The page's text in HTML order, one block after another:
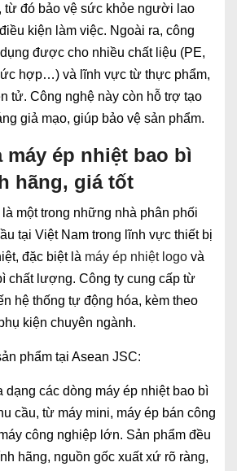
từ đó bảo vệ sức khỏe người lao
kiện làm việc. Ngoài ra, công
được cho nhiều chất liệu (PE,
hợp…) và lĩnh vực từ thực phẩm,
tử. Công nghệ này còn hỗ trợ tạo
giả mạo, giúp bảo vệ sản phẩm.
ép nhiệt bao bì
hãng, giá tốt
một trong những nhà phân phối
tại Việt Nam trong lĩnh vực thiết bị
đặc biệt là máy ép nhiệt logo và
chất lượng. Công ty cung cấp từ
hệ thống tự động hóa, kèm theo
kiện chuyên ngành.
phẩm tại Asean JSC:
dạng các dòng máy ép nhiệt bao bì
cầu, từ máy mini, máy ép bán công
công nghiệp lớn. Sản phẩm đều
hãng, nguồn gốc xuất xứ rõ ràng,